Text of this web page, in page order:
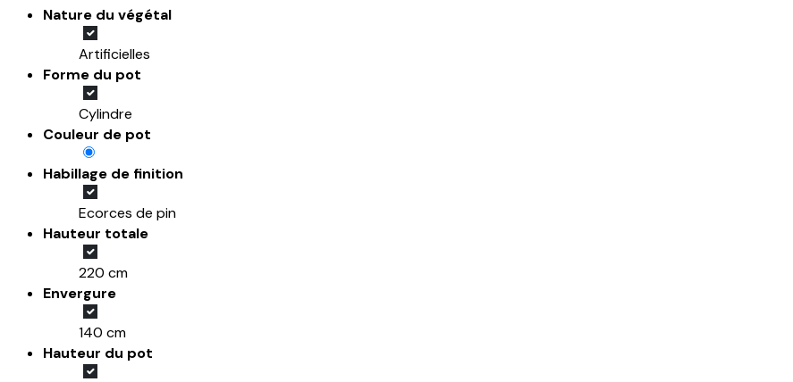
Nature du végétal
Artificielles
Forme du pot
Cylindre
Couleur de pot
Habillage de finition
Ecorces de pin
Hauteur totale
220 cm
Envergure
140 cm
Hauteur du pot